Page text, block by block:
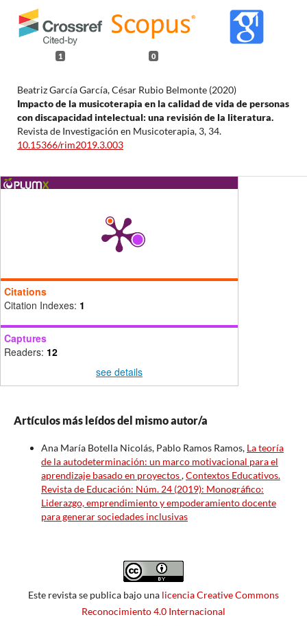
1 0
Beatriz García García, César Rubio Belmonte (2020)
Impacto de la musicoterapia en la calidad de vida de personas
con discapacidad intelectual: una revisión de la literatura.
Revista de Investigación en Musicoterapia, 3, 34.
10.15366/rim2019.3.003
Citations
Citation Indexes: 1
Captures
Readers: 12
see details
Artículos más leídos del mismo autor/a
Ana María Botella Nicolás, Pablo Ramos Ramos, La teoría
de la autodeterminación: un marco motivacional para el
aprendizaje basado en proyectos,Contextos Educativos.
Revista de Educación: Núm. 24 (2019): Monográfico:
Liderazgo, emprendimiento y empoderamiento docente
para generar sociedades inclusivas
Este revista se publica bajo una licencia Creative Commons
Reconocimiento 4.0 Internacional